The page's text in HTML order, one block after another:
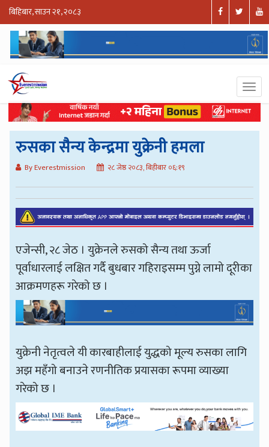
बिहिबार, साउन २१, २०८३
रुसका सैन्य केन्द्रमा युक्रेनी हमला
By Everestmission २८ जेष्ठ २०८३, बिहीबार ०६:१९
एजेन्सी, २८ जेठ । युक्रेनले रुसको सैन्य तथा ऊर्जा
पूर्वाधारलाई लक्षित गर्दै बुधबार गहिराइसम्म पुग्ने लामो दूरीका
आक्रमणहरू गरेको छ ।
युक्रेनी नेतृत्वले यी कारबाहीलाई युद्धको मूल्य रुसका लागि
अझ महँगो बनाउने रणनीतिक प्रयासका रूपमा व्याख्या
गरेको छ ।